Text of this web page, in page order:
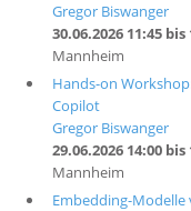
Gregor Biswanger
30.06.2026 11:45 bis
Mannheim
Hands-on
Copilot
Gregor Biswanger
29.06.2026 14:00 bis
Mannheim
Embedding-Modelle